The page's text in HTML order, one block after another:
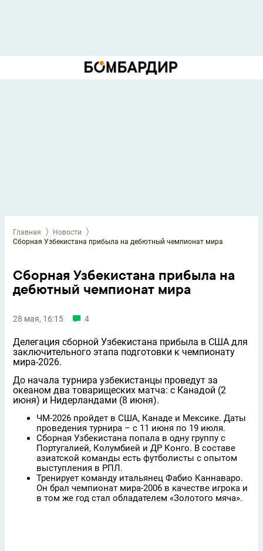
Главная
Новости
Сборная Узбекистана прибыла на дебютный чемпионат мира
Сборная Узбекистана прибыла на
дебютный чемпионат мира
28 мая, 16:15 4
Делегация сборной Узбекистана прибыла в США для
заключительного этапа подготовки к чемпионату
мира-2026.
До начала турнира узбекистанцы проведут за
океаном два товарищеских матча: с Канадой (2
июня) и Нидерландами (8 июня).
ЧМ-2026 пройдет в США, Канаде и Мексике. Даты
проведения турнира – с 11 июня по 19 июля.
Сборная Узбекистана попала в одну группу с
Португалией, Колумбией и ДР Конго. В составе
азиатской команды есть футболисты с опытом
выступления в РПЛ.
Тренирует команду итальянец Фабио Каннаваро.
Он брал чемпионат мира-2006 в качестве игрока и
в том же год стал обладателем «Золотого мяча».